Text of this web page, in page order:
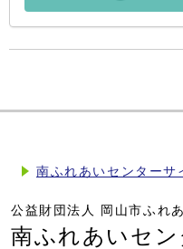
南ふれあいセンターサ
公益財団法人 岡山市ふれ
南ふれあいセン